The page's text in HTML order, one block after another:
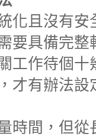
化且沒有
要具備完
工作待個
才有辦法
時間，但從